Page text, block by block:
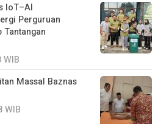
IoT–AI
Perguruan
WIB
Massal Baznas
WIB